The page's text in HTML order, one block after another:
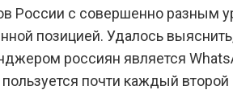
России с совершенно разным
позицией. Удалось
россиян является
почти каждый второй